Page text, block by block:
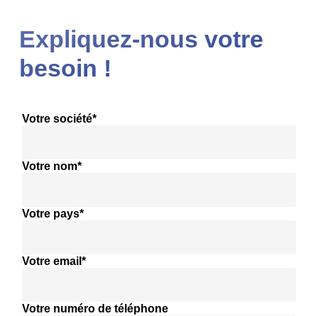
Expliquez-nous votre
besoin !
Votre société*
Votre nom*
Votre pays*
Votre email*
Votre numéro de téléphone